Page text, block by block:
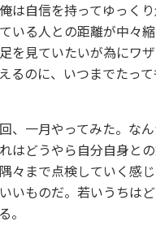
は自信を持ってゆっく
いる人との距離が中々
を見ていたいが為にワ
のに、いつまでたって
、一月やってみた。な
はどうやら自分自身と
まで点検していく感じ
いものだ。若いうちは
。